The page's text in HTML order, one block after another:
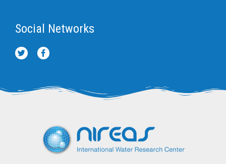
Social Networks
T
w
r
F
a
o